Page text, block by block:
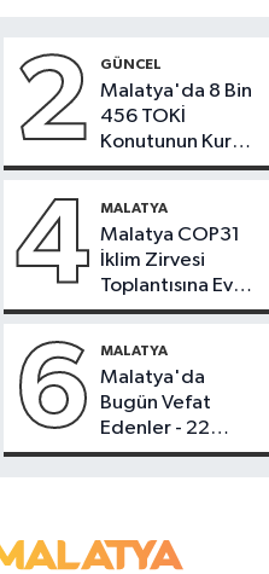
2 GÜNCEL
Malatya'da 8 Bin
456 TOKİ
Konutunun Kurası
Bugün Çekiliyor
4 MALATYA
Malatya COP31
İklim Zirvesi
Toplantısına Ev
Sahipliği Yaptı
6 MALATYA
Malatya'da
Bugün Vefat
Edenler - 22
Temmuz 2026